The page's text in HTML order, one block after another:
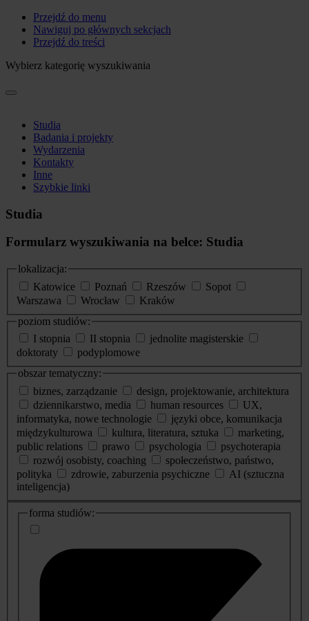
Przejdź do menu
Nawiguj po głównych sekcjach
Przejdź do treści
Wybierz kategorię wyszukiwania
Studia
Badania i projekty
Wydarzenia
Kontakty
Inne
Szybkie linki
Studia
Formularz wyszukiwania na belce: Studia
lokalizacja:
Katowice
Poznań Rzeszów
Sopot
Warszawa
Wrocław
Kraków
poziom studiów:
I stopnia
II stopnia
jednolite magisterskie
doktoraty
podyplomowe
obszar tematyczny:
biznes, zarządzanie
design, projektowanie, architektura
dziennikarstwo, media
human resources
UX,
informatyka, nowe technologie
języki obce, komunikacja
międzykulturowa
kultura, literatura, sztuka
marketing,
public relations
prawo psychologia
psychoterapia
rozwój osobisty, coaching
społeczeństwo, państwo,
polityka
zdrowie, zaburzenia psychiczne
AI (sztuczna
inteligencja)
dodatkowe
informacje
forma studiów: